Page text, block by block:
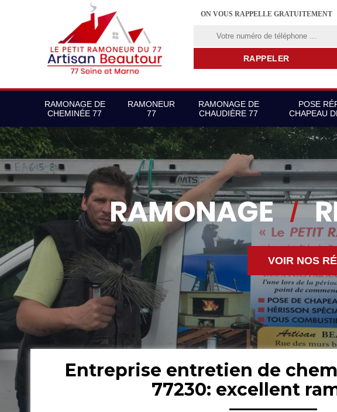
ON VOUS RAPPELLE GRATUITEMENT
RAMONAGE DE
CHEMINÉE 77
RAMONEUR
77
RAMONAGE DE
CHAUDIÈRE 77
POSE
CHAPEAU
VOIR NOS
Entreprise entretien de
77230: excellent